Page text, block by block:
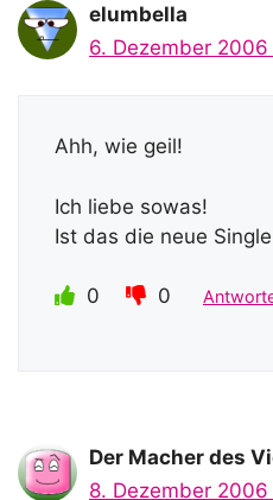
elumbella
6. Dezember
Ahh, wie geil!
Ich liebe sowas!
Ist das die neue
0 0
Der Macher des
8. Dezember